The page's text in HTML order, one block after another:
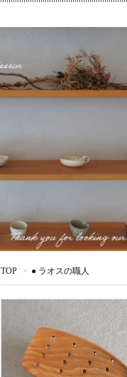
TOP > ● ラオスの職人